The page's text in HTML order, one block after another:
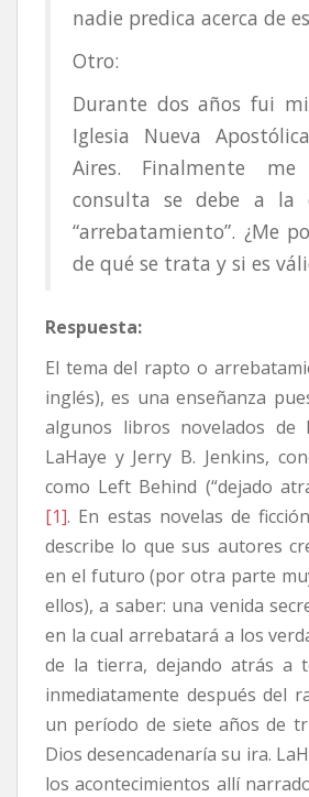
nadie predica acerca de
Otro:
Durante dos años fui
Iglesia Nueva
Aires. Finalmente
consulta se debe a la
“arrebatamiento”. ¿Me
de qué se trata y si es
Respuesta:
El tema del rapto o
inglés), es una enseñanza
algunos libros novelados de
LaHaye y Jerry B. Jenkins,
como Left Behind (“dejado
[1]. En estas novelas de
describe lo que sus autores
en el futuro (por otra parte
ellos), a saber: una venida
en la cual arrebatará a los
de la tierra, dejando atrás a
inmediatamente después del
un período de siete años de
Dios desencadenaría su ira.
los acontecimientos allí